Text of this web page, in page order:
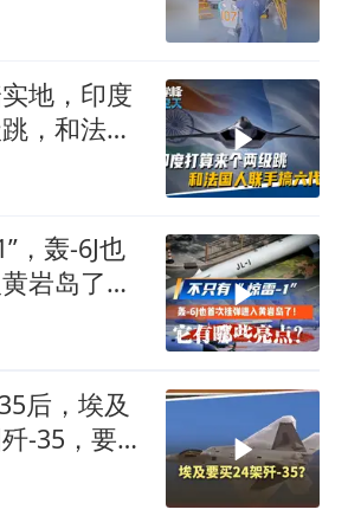
地，印度
，和法国
，轰-6J也
岩岛了！
后，埃及
-35，要买